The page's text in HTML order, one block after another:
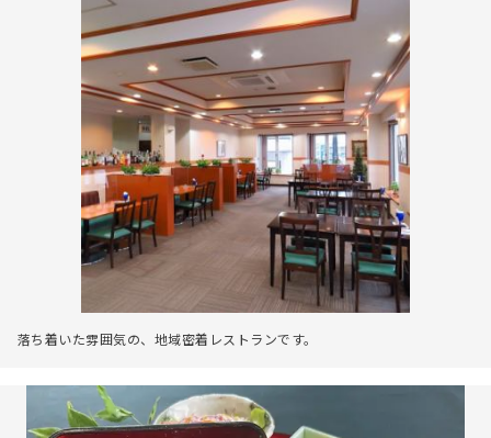
落ち着いた雰囲気の、地域密着レストランです。